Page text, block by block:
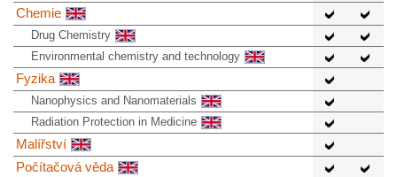
Chemie
Drug Chemistry
Environmental chemistry and technology
Fyzika
Nanophysics and Nanomaterials
Radiation Protection in Medicine
Malířství
Počítačová věda